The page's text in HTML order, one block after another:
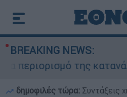
BREAKING NEWS:
της
δημοφιλές τώρα: Συντάξεις